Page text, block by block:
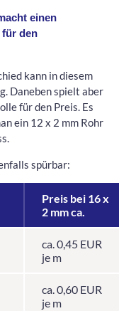
einen
den
kann in diesem
Daneben spielt aber
für den Preis. Es
ein 12 x 2 mm Rohr
spürbar:
Preis bei 16 x
2 mm ca.
ca. 0,45 EUR
je m
ca. 0,60 EUR
je m